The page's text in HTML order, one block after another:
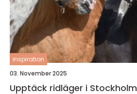
inspiration
03. November 2025
Upptäck ridläger i Stockholm